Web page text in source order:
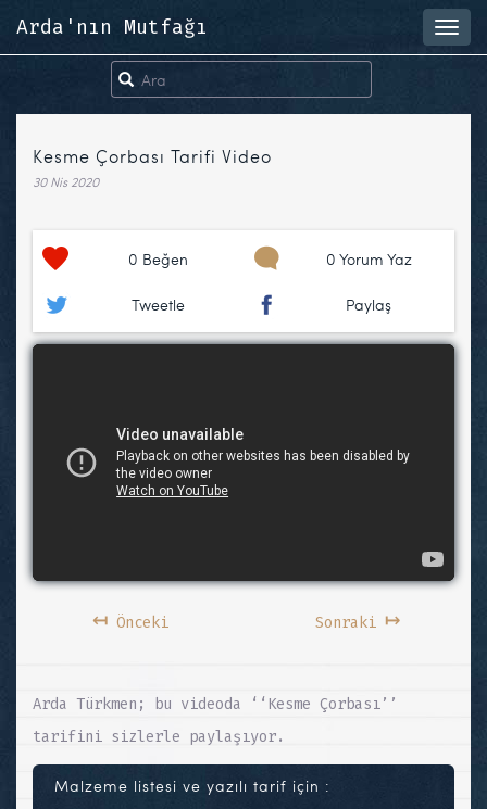
Arda'nın Mutfağı
Kesme Çorbası Tarifi Video
30 Nis 2020
0 Beğen 0 Yorum Yaz
Tweetle Paylaş
↤Önceki Sonraki ↦
Arda Türkmen; bu videoda ‘‘Kesme Çorbası’’
tarifini sizlerle paylaşıyor.
Malzeme listesi ve yazılı tarif için :